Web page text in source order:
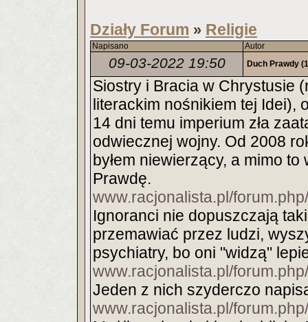
Działy Forum » Religie
Napisano Autor
09-03-2022 19:50 Duch Prawdy
Siostry i Bracia w Chrystusie
literackim nośnikiem tej Idei),
14 dni temu imperium zła
odwiecznej wojny. Od 2008
byłem niewierzący, a mimo to
Prawdę.
www.racjonalista.pl/
Ignoranci nie dopuszczają
przemawiać przez ludzi,
psychiatry, bo oni "widzą"
www.racjonalista.pl/
Jeden z nich szyderczo
www.racjonalista.pl/